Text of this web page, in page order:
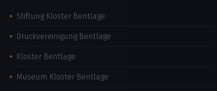
Stiftung Kloster Bentlage
Druckvereinigung Bentlage
Kloster Bentlage
Museum Kloster Bentlage